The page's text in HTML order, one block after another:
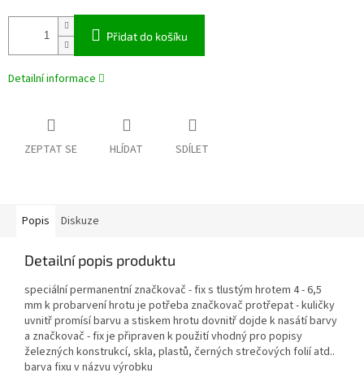
Přidat do košíku
Detailní informace
ZEPTAT SE HLÍDAT SDÍLET
Popis Diskuze
Detailní popis produktu
speciální permanentní značkovač - fix s tlustým hrotem 4 - 6,5
mm k probarvení hrotu je potřeba značkovač protřepat - kuličky
uvnitř promísí barvu a stiskem hrotu dovnitř dojde k nasátí barvy
a značkovač - fix je připraven k použití vhodný pro popisy
železných konstrukcí, skla, plastů, černých strečových folií atd..
barva fixu v názvu výrobku